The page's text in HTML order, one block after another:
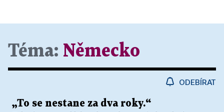
Téma: Německo
ODEBÍRAT
„To se nestane za dva roky.“